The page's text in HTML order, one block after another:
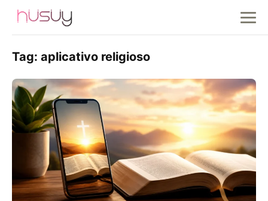
Tag: aplicativo religioso